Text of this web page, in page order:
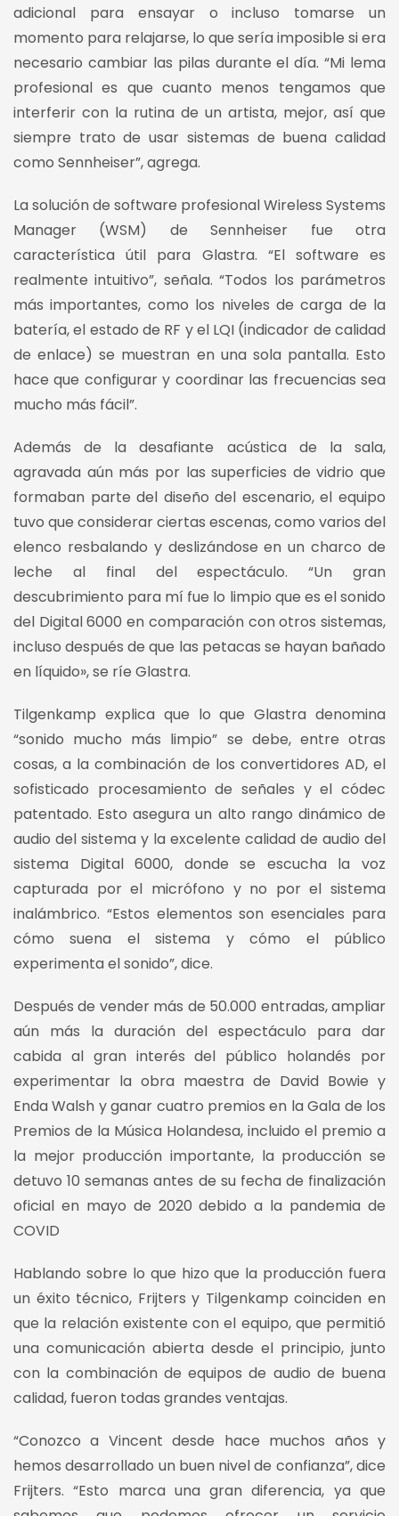
adicional para ensayar o incluso tomarse un
momento para relajarse, lo que sería imposible si era
necesario cambiar las pilas durante el día. “Mi lema
profesional es que cuanto menos tengamos que
interferir con la rutina de un artista, mejor, así que
siempre trato de usar sistemas de buena calidad
como Sennheiser”, agrega.
La solución de software profesional Wireless Systems
Manager (WSM) de Sennheiser fue otra
característica útil para Glastra. “El software es
realmente intuitivo”, señala. “Todos los parámetros
más importantes, como los niveles de carga de la
batería, el estado de RF y el LQI (indicador de calidad
de enlace) se muestran en una sola pantalla. Esto
hace que configurar y coordinar las frecuencias sea
mucho más fácil”.
Además de la desafiante acústica de la sala,
agravada aún más por las superficies de vidrio que
formaban parte del diseño del escenario, el equipo
tuvo que considerar ciertas escenas, como varios del
elenco resbalando y deslizándose en un charco de
leche al final del espectáculo. “Un gran
descubrimiento para mí fue lo limpio que es el sonido
del Digital 6000 en comparación con otros sistemas,
incluso después de que las petacas se hayan bañado
en líquido», se ríe Glastra.
Tilgenkamp explica que lo que Glastra denomina
“sonido mucho más limpio” se debe, entre otras
cosas, a la combinación de los convertidores AD, el
sofisticado procesamiento de señales y el códec
patentado. Esto asegura un alto rango dinámico de
audio del sistema y la excelente calidad de audio del
sistema Digital 6000, donde se escucha la voz
capturada por el micrófono y no por el sistema
inalámbrico. “Estos elementos son esenciales para
cómo suena el sistema y cómo el público
experimenta el sonido”, dice.
Después de vender más de 50.000 entradas, ampliar
aún más la duración del espectáculo para dar
cabida al gran interés del público holandés por
experimentar la obra maestra de David Bowie y
Enda Walsh y ganar cuatro premios en la Gala de los
Premios de la Música Holandesa, incluido el premio a
la mejor producción importante, la producción se
detuvo 10 semanas antes de su fecha de finalización
oficial en mayo de 2020 debido a la pandemia de
COVID
Hablando sobre lo que hizo que la producción fuera
un éxito técnico, Frijters y Tilgenkamp coinciden en
que la relación existente con el equipo, que permitió
una comunicación abierta desde el principio, junto
con la combinación de equipos de audio de buena
calidad, fueron todas grandes ventajas.
“Conozco a Vincent desde hace muchos años y
hemos desarrollado un buen nivel de confianza”, dice
Frijters. “Esto marca una gran diferencia, ya que